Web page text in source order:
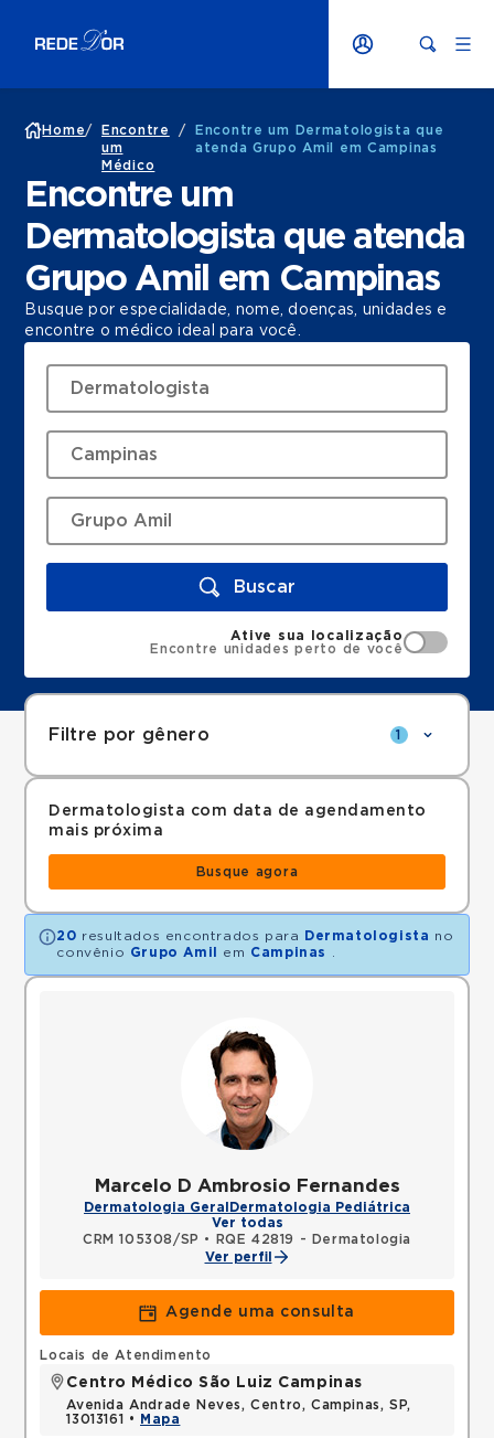
Home/
Encontre
um
Médico
/
Encontre um Dermatologista que
atenda Grupo Amil em Campinas
Encontre um
Dermatologista que atenda
Grupo Amil em Campinas
Busque por especialidade, nome, doenças, unidades e
encontre o médico ideal para você.
Buscar
Ative sua localização
Encontre unidades perto de você
Filtre por gênero 1
Dermatologista com data de agendamento
mais próxima
Busque agora
20 resultados encontrados para Dermatologista no
convênio Grupo Amil em Campinas
Marcelo D Ambrosio Fernandes
Dermatologia Geral Dermatologia Pediátrica
Ver todas
CRM 105308/SP •
RQE 42819 - Dermatologia
Ver perfil
Agende uma consulta
Locais de Atendimento
Centro Médico São Luiz Campinas
Avenida Andrade Neves, Centro, Campinas, SP,
13013161 •
Mapa